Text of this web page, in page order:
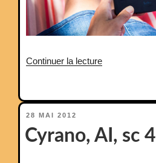
Continuer la lecturede
PUBLIÉ
28 MAI 2012
Cyrano, AI, sc 4